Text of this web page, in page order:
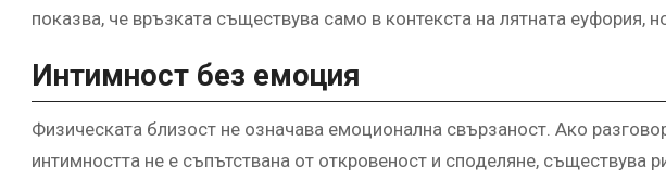
показва, че връзката съществува само в контекста на лятната еуфория,
Интимност без емоция
Физическата близост не означава емоционална свързаност. Ако
интимността не е съпътствана от откровеност и споделяне, съществува